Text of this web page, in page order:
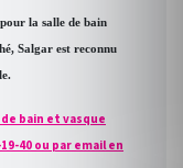
la salle de bain
Salgar est reconnu
bain et vasque
40 ou par email en